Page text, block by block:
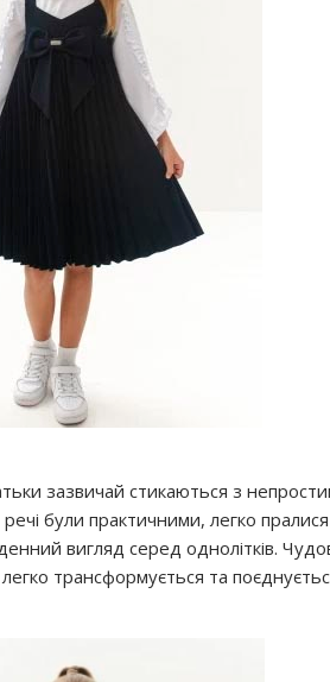
зазвичай стикаються з
були практичними, легко
вигляд серед однолітків.
трансформується та